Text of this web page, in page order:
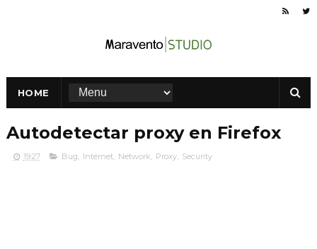
HOME
Autodetectar proxy en Firefox
19:27 Bug, Internet, Network, Proxy, Security